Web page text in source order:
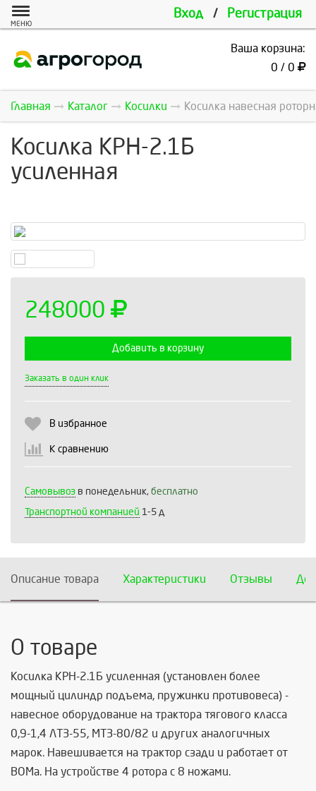
Вход / Регистрация
МЕНЮ
Ваша корзина:
0 / 0
Главная Каталог Косилки Косилка навесная
Косилка КРН-2.1Б
усиленная
248000
Добавить в корзину
Заказать в один клик
В избранное
К сравнению
Самовывоз в понедельник, бесплатно
Транспортной компанией 1-5 д
Описание товара Характеристики Отзывы
О товаре
Косилка КРН-2.1Б усиленная (установлен более
мощный цилиндр подъема, пружинки противовеса) -
навесное оборудование на трактора тягового класса
0,9-1,4 ЛТЗ-55, МТЗ-80/82 и других аналогичных
марок. Навешивается на трактор сзади и работает от
ВОМа. На устройстве 4 ротора с 8 ножами.